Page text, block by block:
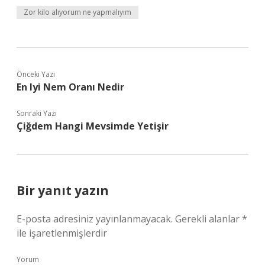
Zor kilo alıyorum ne yapmalıyım
Önceki Yazı
En Iyi Nem Oranı Nedir
Sonraki Yazı
Çiğdem Hangi Mevsimde Yetişir
Bir yanıt yazın
E-posta adresiniz yayınlanmayacak. Gerekli alanlar*
ile işaretlenmişlerdir
Yorum